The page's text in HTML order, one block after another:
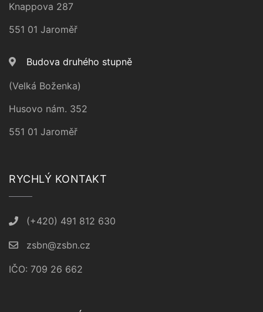
Knappova 287
551 01 Jaroměř
Budova druhého stupně
(Velká Boženka)
Husovo nám. 352
551 01 Jaroměř
RYCHLÝ KONTAKT
(+420) 491 812 630
zsbn@zsbn.cz
IČO: 709 26 662